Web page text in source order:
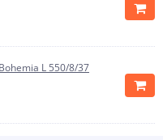
L 550/8/37